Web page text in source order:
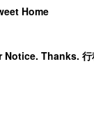
Home
Thanks. 行